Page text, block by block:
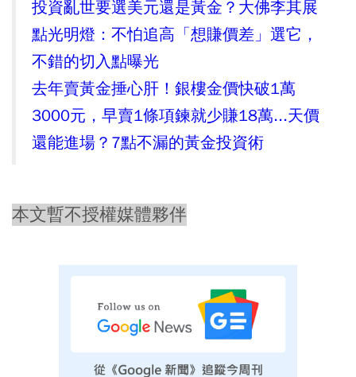
投資亂世要選美元還是黃金？大佛李其展
點光明燈：不怕追高「想賺價差」選它，
不錯的切入點曝光
去年賣黃金捶心肝！銀樓金價快破1萬
3000元，早賣1條項鍊就少賺18萬...天價
還能進場？7點不漏的黃金投資術
本文暫不授權媒體夥伴